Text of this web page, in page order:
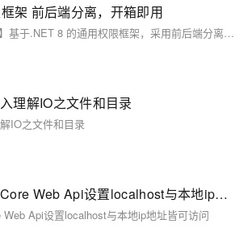
架 前后端分离，开箱即用
【8月更文挑战第1天】基于.NET 8 的通用权限框架，采用前后端分离设计，实现真正的开箱即用！无需繁琐配置，一键启动权限管理新体验。利用.NET 8 的高性能与稳定性，结合灵活的前后端开发模式，显著提升开发效率，缩短项目周期。无论大小项目，皆能轻松应对，立即体验高效开发的新篇章！
理解IO之文件和目录
IO之文件和目录
Vue与ASP.NET Core Web Api设置localhost与本地ip地址皆可访问
Web Api设置localhost与本地ip地址皆可访问